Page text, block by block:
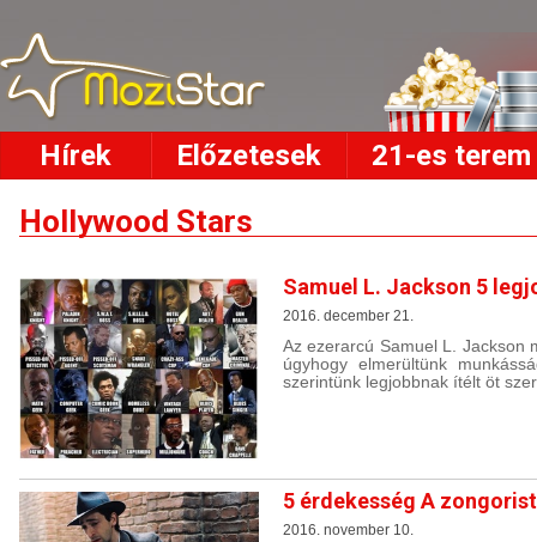
Hírek Előzetesek 21-es terem
Hollywood Stars
Samuel L. Jackson 5
2016. december 21.
Az ezerarcú Samuel L. Jackson
úgyhogy elmerültünk
szerintünk legjobbnak ítélt öt
5 érdekesség A
2016. november 10.